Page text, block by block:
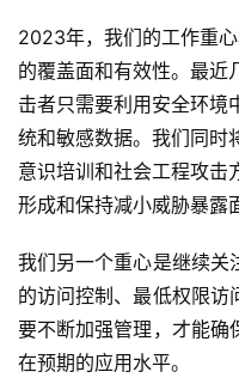
2023年，我们的工作重
的覆盖面和有效性。最近
击者只需要利用安全环境
统和敏感数据。我们同时
意识培训和社会工程攻击
形成和保持减小威胁暴露
我们另一个重心是继续关
的访问控制、最低权限访
要不断加强管理，才能确
在预期的应用水平。